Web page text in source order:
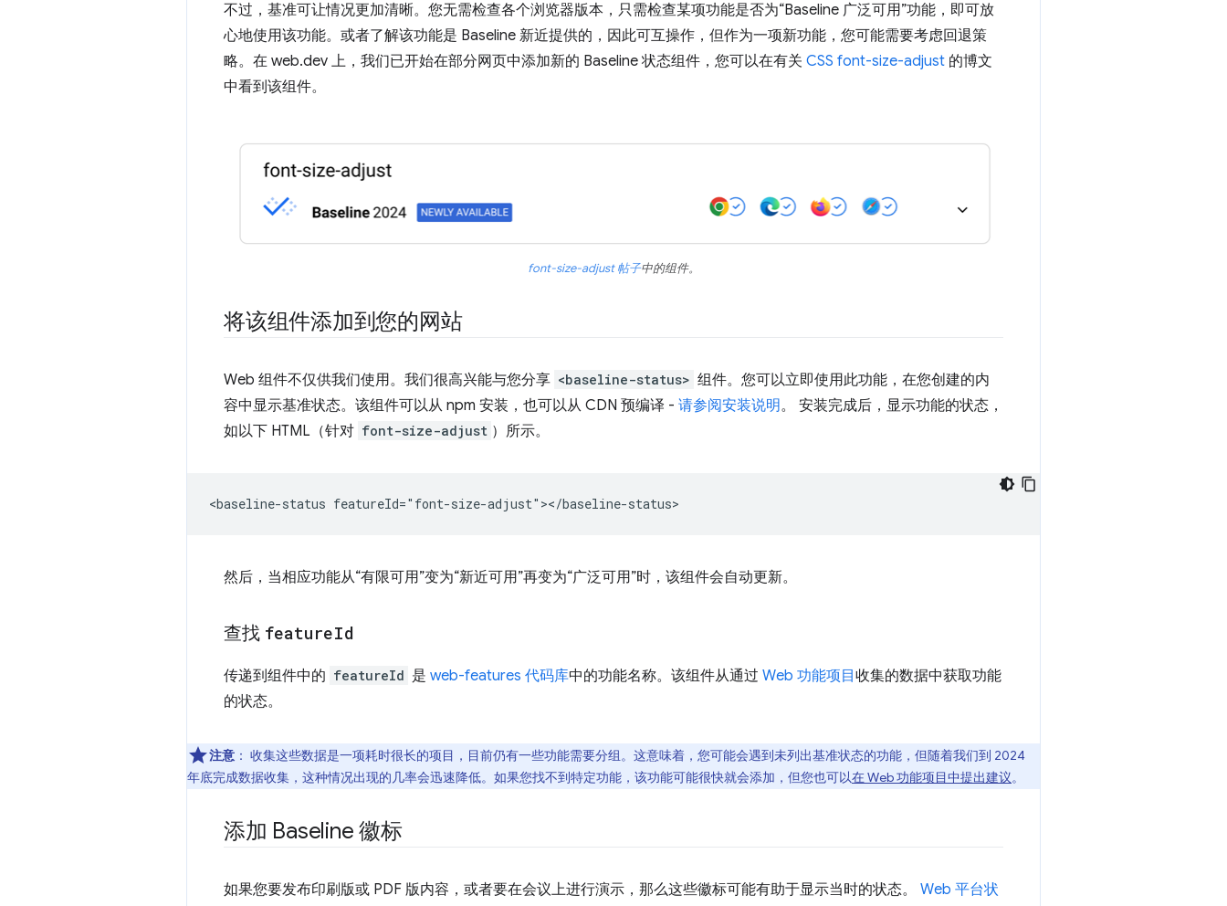
不过，基准可让情况更加清晰。您无需检查各个浏览器版本，只需检查某项功能是否为“Baseline 广泛可用”功能，即可放
心地使用该功能。或者了解该功能是 Baseline 新近提供的，因此可互操作，但作为一项新功能，您可能需要考虑回退策
略。在 web.dev 上，我们已开始在部分网页中添加新的 Baseline 状态组件，您可以在有关 CSS font-size-adjust 的博文
中看到该组件。
font-size-adjust 帖子中的组件。
将该组件添加到您的网站
Web 组件不仅供我们使用。我们很高兴能与您分享 <baseline-status> 组件。您可以立即使用此功能，在您创建的内
容中显示基准状态。该组件可以从 npm 安装，也可以从 CDN 预编译 - 请参阅安装说明。 安装完成后，显示功能的状态，
如以下 HTML（针对 font-size-adjust ）所示。
然后，当相应功能从“有限可用”变为“新近可用”再变为“广泛可用”时，该组件会自动更新。
查找 featureId
传递到组件中的 featureId 是 web-features 代码库中的功能名称。该组件从通过 Web 功能项目收集的数据中获取功能
的状态。
注意 ： 收集这些数据是一项耗时很长的项目，目前仍有一些功能需要分组。这意味着，您可能会遇到未列出基准状态的功能，但随着我们到 2024
年底完成数据收集，这种情况出现的几率会迅速降低。如果您找不到特定功能，该功能可能很快就会添加，但您也可以在 Web 功能项目中提出建议。
添加 Baseline 徽标
如果您要发布印刷版或 PDF 版内容，或者要在会议上进行演示，那么这些徽标可能有助于显示当时的状态。 Web 平台状